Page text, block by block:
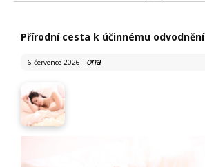
Přírodní cesta k účinnému
6 července 2026 - ona